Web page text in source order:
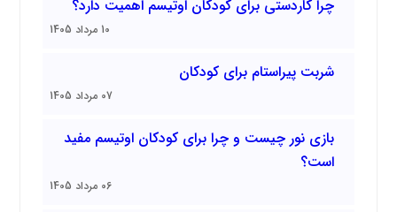
چرا کاردستی برای کودکان اوتیسم اهمیت دارد؟
10 مرداد 1405
شربت پیراستام برای کودکان
07 مرداد 1405
بازی نور چیست و چرا برای کودکان اوتیسم مفید
است؟
06 مرداد 1405